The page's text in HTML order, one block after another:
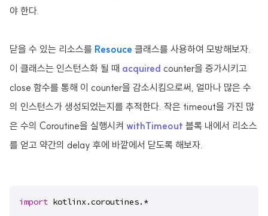
야 한다.
닫을 수 있는 리소스를 Resouce 클래스를 사용하여 모방해보자.
이 클래스는 인스턴스화 될 때 acquired counter을 증가시키고
close 함수를 통해 이 counter을 감소시킴으로써, 얼마나 많은 수
의 인스턴스가 생성되었는지를 추적한다. 작은 timeout을 가진 많
은 수의 Coroutine을 실행시켜 withTimeout 블록 내에서 리소스
를 얻고 약간의 delay 후에 바깥에서 닫도록 해보자.
import kotlinx.coroutines.*